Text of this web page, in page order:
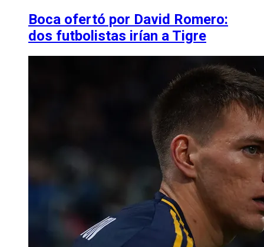
Boca ofertó por David Romero:
dos futbolistas irían a Tigre